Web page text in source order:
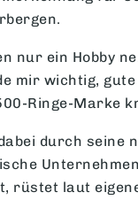
nur ein Hobby
mir wichtig,
Ringe-Marke
durch seine
rüstet laut